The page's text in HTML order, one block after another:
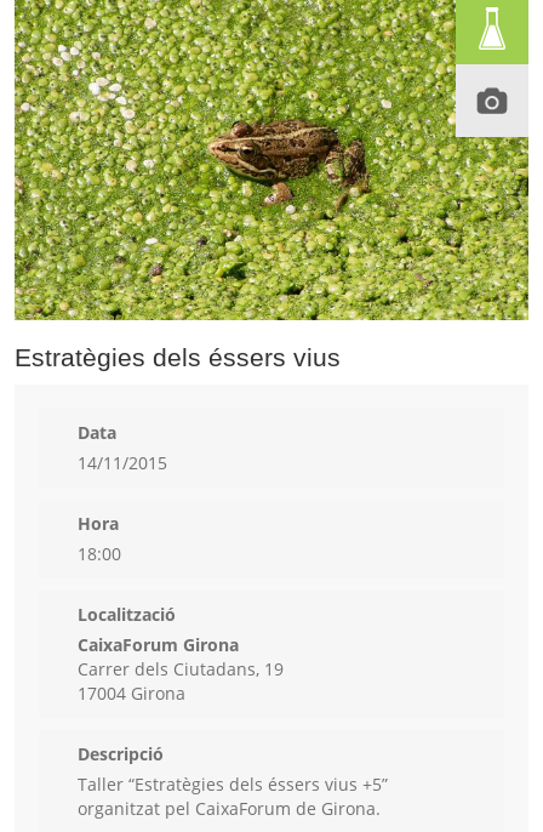
Estratègies dels éssers vius
Data
14/11/2015
Hora
18:00
Localització
CaixaForum Girona
Carrer dels Ciutadans, 19
17004 Girona
Descripció
Taller “Estratègies dels éssers vius +5”
organitzat pel CaixaForum de Girona.